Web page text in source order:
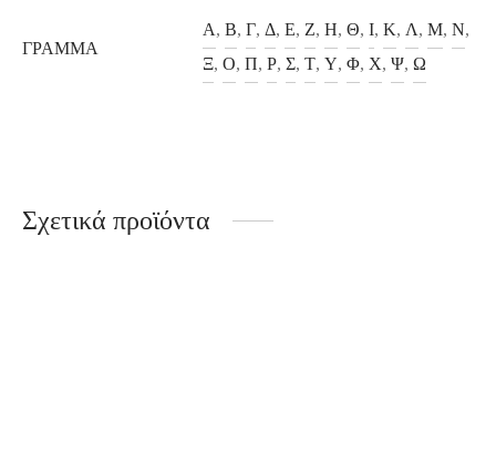
ΓΡΆΜΜΑ
Α, Β, Γ, Δ, Ε, Ζ, Η, Θ, Ι, Κ, Λ, Μ, Ν,
Ξ, Ο, Π, Ρ, Σ, Τ, Υ, Φ, Χ, Ψ, Ω
Σχετικά προϊόντα